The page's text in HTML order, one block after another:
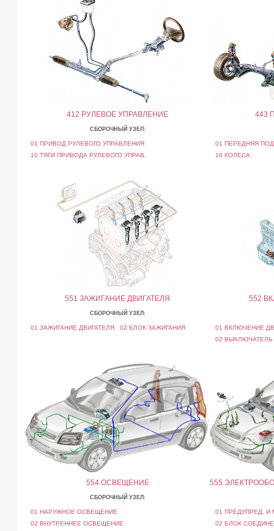
412 РУЛЕВОЕ УПРАВЛЕНИЕ
СБОРОЧНЫЙ УЗЕЛ:
01 ПРИВОД РУЛЕВОГО УПРАВЛЕНИЯ
10 ТЯГИ ПРИВОДА РУЛЕВОГО УПРАВ.
443
01 ПЕРЕДНЯЯ
16 КОЛЕСА
551 ЗАЖИГАНИЕ ДВИГАТЕЛЯ
СБОРОЧНЫЙ УЗЕЛ:
01 ЗАЖИГАНИЕ ДВИГАТЕЛЯ 02 БЛОК ЗАЖИГАНИЯ
552
01 ВКЛЮЧЕНИЕ
02 ВЫКЛЮЧАТЕЛЬ
554 ОСВЕЩЕНИЕ
СБОРОЧНЫЙ УЗЕЛ:
01 НАРУЖНОЕ ОСВЕЩЕНИЕ
02 ВНУТРЕННЕЕ ОСВЕЩЕНИЕ
555
01 ПРЕДУПРЕД. И
02 БЛОК